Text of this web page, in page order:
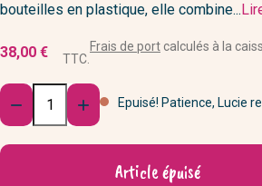
bouteilles en plastique, elle combine...
38,00 € TTC.
Frais de portcalculés à la
Quantité
  Epuisé! Patience, Lucie
Article épuisé